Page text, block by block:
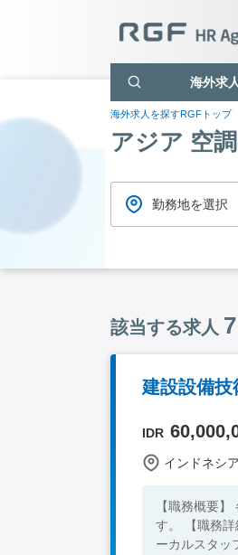
海外求
海外求人を探すRGFトップ
アジア 空
勤務地を選択
該当する求人 7
建設設備技
IDR
インドネシ
【職務概要
す。 【職務
ーカルスタ